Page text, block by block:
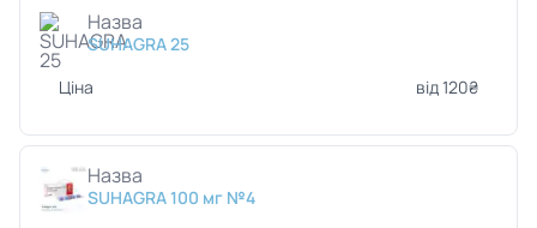
Назва
SUHAGRA 25
Ціна
від 120₴
Назва
SUHAGRA 100 мг №4